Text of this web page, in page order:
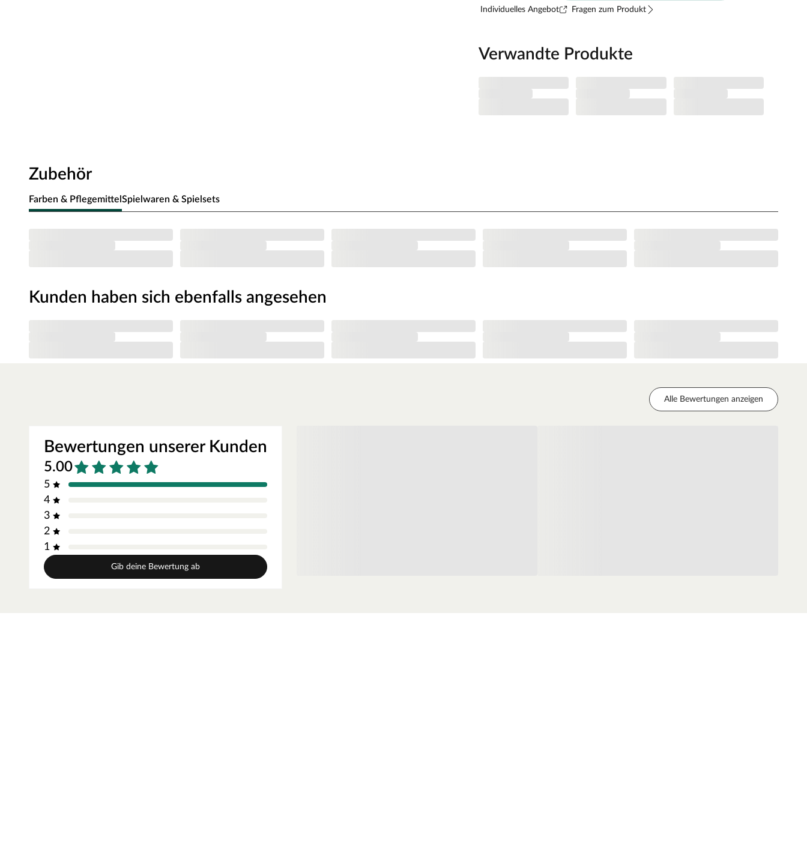
Individuelles Angebot Fragen zum Produkt
Verwandte Produkte
Zubehör
Farben & Pflegemittel Spielwaren & Spielsets
Kunden haben sich ebenfalls angesehen
Alle Bewertungen anzeigen
Bewertungen unserer Kunden
5.00
5
4
3
2
1
Gib deine Bewertung ab